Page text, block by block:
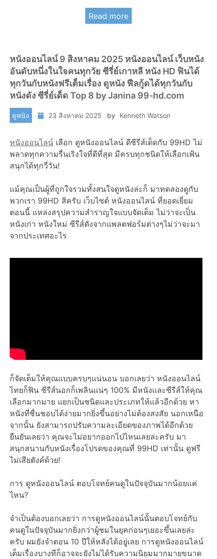
Read more
หนังออนไลน์ 9 สิงหาคม 2025 หนังออนไลน์ เว็บหนัง
อันดับหนึ่งในใจคนทุกวัย ซีรี่ย์เกาหลี หนัง HD ฟินได้
ทุกวันกับหนังฟรีเต็มเรื่อง ดูหนัง ฟีลกู้ดได้ทุกวันกับ
หนังดัง ซีรี่ย์เด็ด Top 8 by Janina 99-hd.com
ดูหนัง 23 สิงหาคม 2025 by Kenneth Watson
หนังออนไลน์ เลือก ดูหนังออนไลน์ ดีซีรีส์เด็ดกับ 99HD ไม่
พลาดทุกความรื่นเริงใจที่ดีที่สุด มีครบทุกชนิดให้เลือกเฟ้น
สนุกได้ทุกวี่วัน!
แม้คุณเป็นผู้ที่ถูกใจรวมทั้งสนใจดูหนังล่ะก็ มาทดลองดูกับ
พวกเรา 99HD สิครับ เว็บไซต์ หนังออนไลน์ ที่ยอดเยี่ยม
ตอนนี้ แหล่งสรุปความสำราญใจแบบจัดเต็ม ไม่ว่าจะเป็น
หนังเก่า หนังใหม่ ซีรีส์ดังจากแพลตฟอร์มต่างๆไม่ว่าจะมา
จากประเทศอะไร
ก็จัดเต็มให้คุณแบบครบๆแน่นอน บอกเลยว่า หนังออนไลน์
ไทยก็ฟิน ซีรีส์นอกก็เพลินแน่ๆ 100% มีหนังและซีรีส์ให้คุณ
เลือกมากมาย แยกเป็นชนิดและประเภทให้แล้วอีกด้วย หา
หนังที่ชื่นชอบได้ง่ายมากยิ่งขึ้นอย่างไม่ต้องสงสัย นอกเหนือ
จากนั้น ยังสามารถปรับความละเอียดของภาพได้อีกด้วย
ยืนยันเลยว่า คุณจะไม่อยากออกไปไหนเลยล่ะครับ มา
สนุกสนานกับหนังเรื่องโปรดของคุณที่ 99HD เท่านั้น ดูฟรี
ไม่เสียตังค์ด้วย!
การ ดูหนังออนไลน์ ตอบโจทย์คนดูในปัจจุบันมากน้อยแค่
ไหน?
จำเป็นต้องบอกเลยว่า การดูหนังออนไลน์นั้นตอบโจทย์กับ
คนดูในปัจจุบันมากยิ่งกว่าผู้ชมในยุคก่อนๆเยอะขึ้นเลยล่ะ
ครับ ผมยังจำตอน 10 ปีให้หลังได้อยู่เลย การดูหนังออนไลน์
เต็มเรื่องบางทีก็อาจจะยังไม่ได้รับความนิยมมากมายขนาด